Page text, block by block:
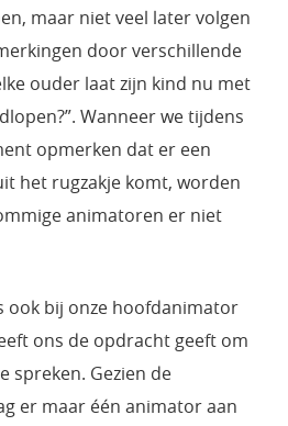
maar niet veel later volgen
door verschillende
ouder laat zijn kind nu met
Wanneer we tijdens
opmerken dat er een
het rugzakje komt, worden
animatoren er niet
ook bij onze hoofdanimator
ons de opdracht geeft om
spreken. Gezien de
er maar één animator aan